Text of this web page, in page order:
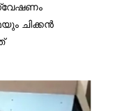
ചിക്കൻ